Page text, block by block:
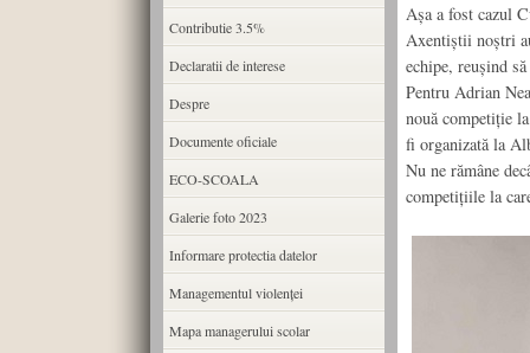
Așa a fost cazul
Axentiștii noștri
echipe, reușind
Pentru Adrian
nouă competiție
fi organizată la
Nu ne rămâne
competițiile la
Contributie 3.5%
Declaratii de interese
Despre
Documente oficiale
ECO-SCOALA
Galerie foto 2023
Informare protectia datelor
Managementul violenței
Mapa managerului scolar